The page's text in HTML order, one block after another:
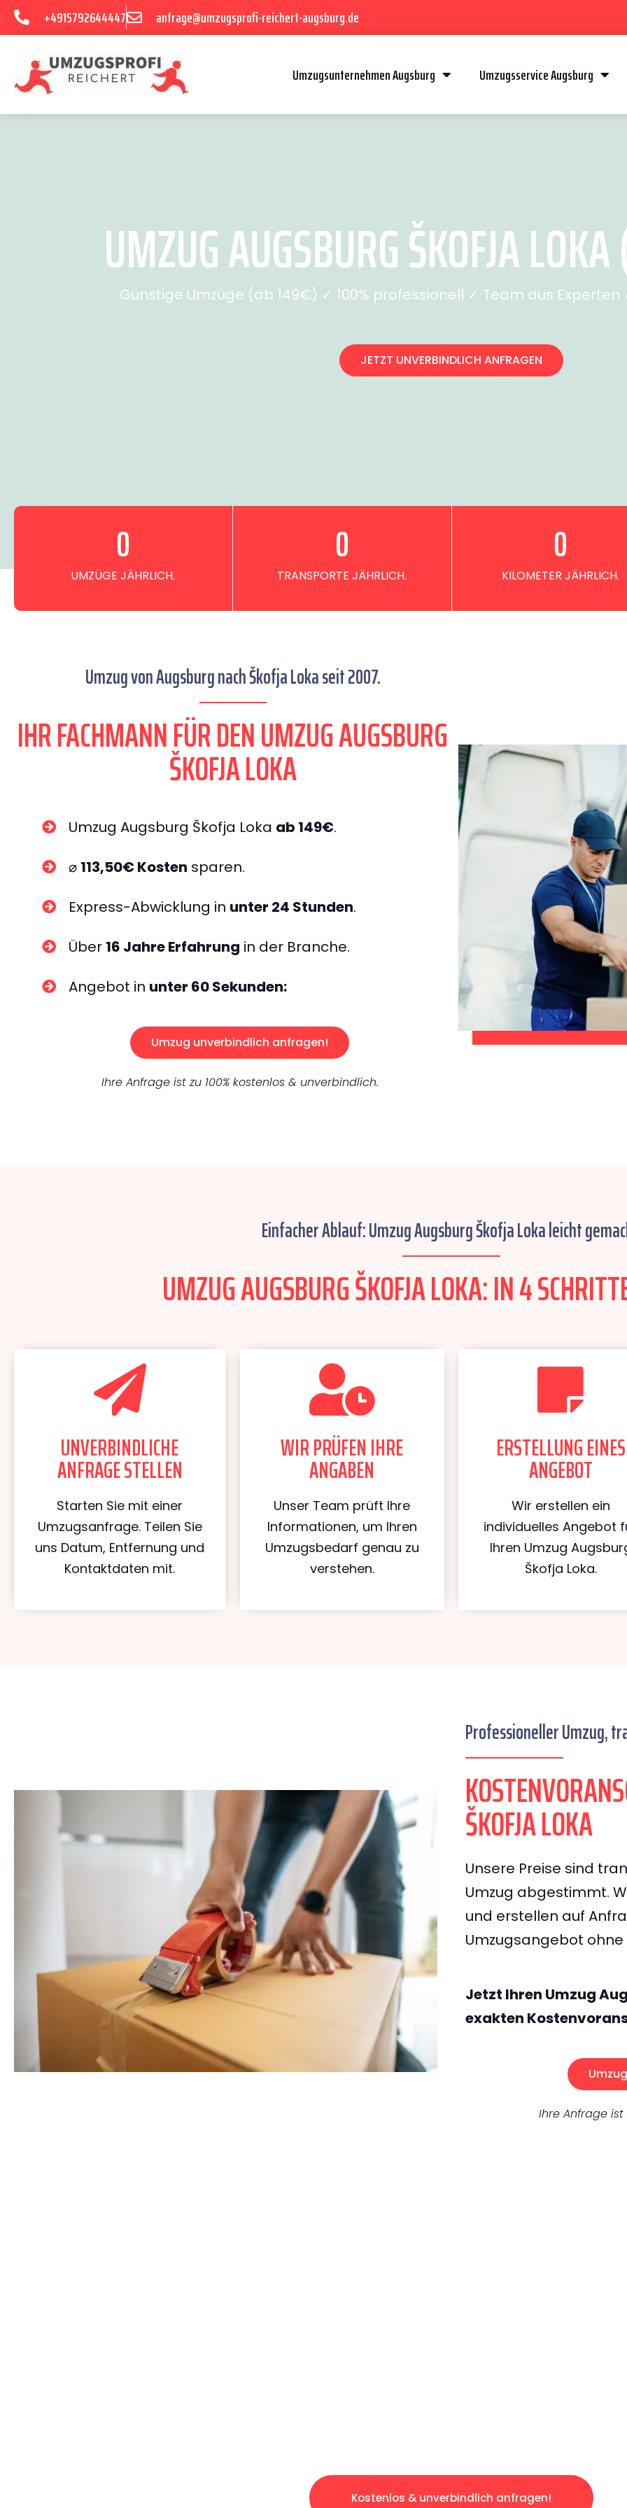
+4915792644447 anfrage@umzugsprofi-reichert-augsburg.de
Umzugsunternehmen Augsburg Umzugsservice Augsburg
UMZUG AUGSBURG ŠKOFJA
Günstige Umzüge (ab 149€) ✓ 100% professionell ✓ Team aus
JETZT UNVERBINDLICH ANFRAGEN
UMZÜGE JÄHRLICH.
0
TRANSPORTE JÄHRLICH.
0
KILOMETER JÄHRLICH.
0
Umzug von Augsburg nach Škofja Loka seit 2007.
IHR FACHMANN FÜR DEN UMZUG AUGSBURG
ŠKOFJA LOKA
Umzug Augsburg Škofja Loka ab 149€.
⌀ 113,50€ Kosten sparen.
Express-Abwicklung in unter 24 Stunden.
Über 16 Jahre Erfahrung in der Branche.
Angebot in unter 60 Sekunden:
Umzug unverbindlich anfragen!
Ihre Anfrage ist zu 100% kostenlos & unverbindlich.
Einfacher Ablauf: Umzug Augsburg Škofja Loka leicht
UMZUG AUGSBURG ŠKOFJA LOKA: IN 4
UNVERBINDLICHE
ANFRAGE STELLEN
Starten Sie mit einer
Umzugsanfrage. Teilen Sie
uns Datum, Entfernung und
Kontaktdaten mit.
WIR PRÜFEN IHRE
ANGABEN
Unser Team prüft Ihre
Informationen, um Ihren
Umzugsbedarf genau zu
verstehen.
ERSTELLUNG EINES
ANGEBOT
Wir erstellen ein
individuelles Angebot
Ihren Umzug
Škofja Loka.
Professioneller Umzug,
ŠKOFJA LOKA
Unsere Preise sind
Umzug abgestimmt.
und erstellen auf
Umzugsangebot
Jetzt Ihren Umzug
exakten
Ihre Anfrage ist
Kostenlos & unverbindlich anfragen!